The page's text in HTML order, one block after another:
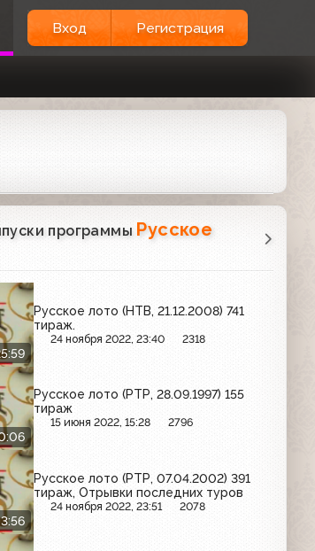
Вход Регистрация
программы Русское
Русское лото (НТВ, 21.12.2008) 741
тираж.
24 ноября 2022, 23:40 2318
Русское лото (РТР, 28.09.1997) 155
тираж
15 июня 2022, 15:28 2796
Русское лото (РТР, 07.04.2002) 391
тираж, Отрывки последних туров
24 ноября 2022, 23:51 2078